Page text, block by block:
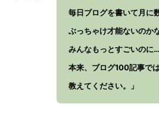
毎日ブログを書いて月に
ぶっちゃけ才能ないのか
みんなもっとすごいのに
本来、ブログ100記事で
教えてください。」